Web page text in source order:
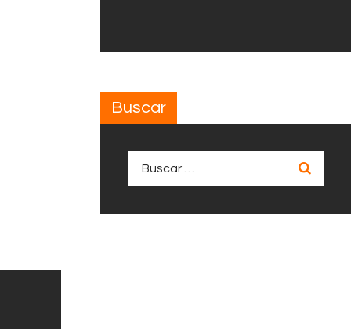
Buscar